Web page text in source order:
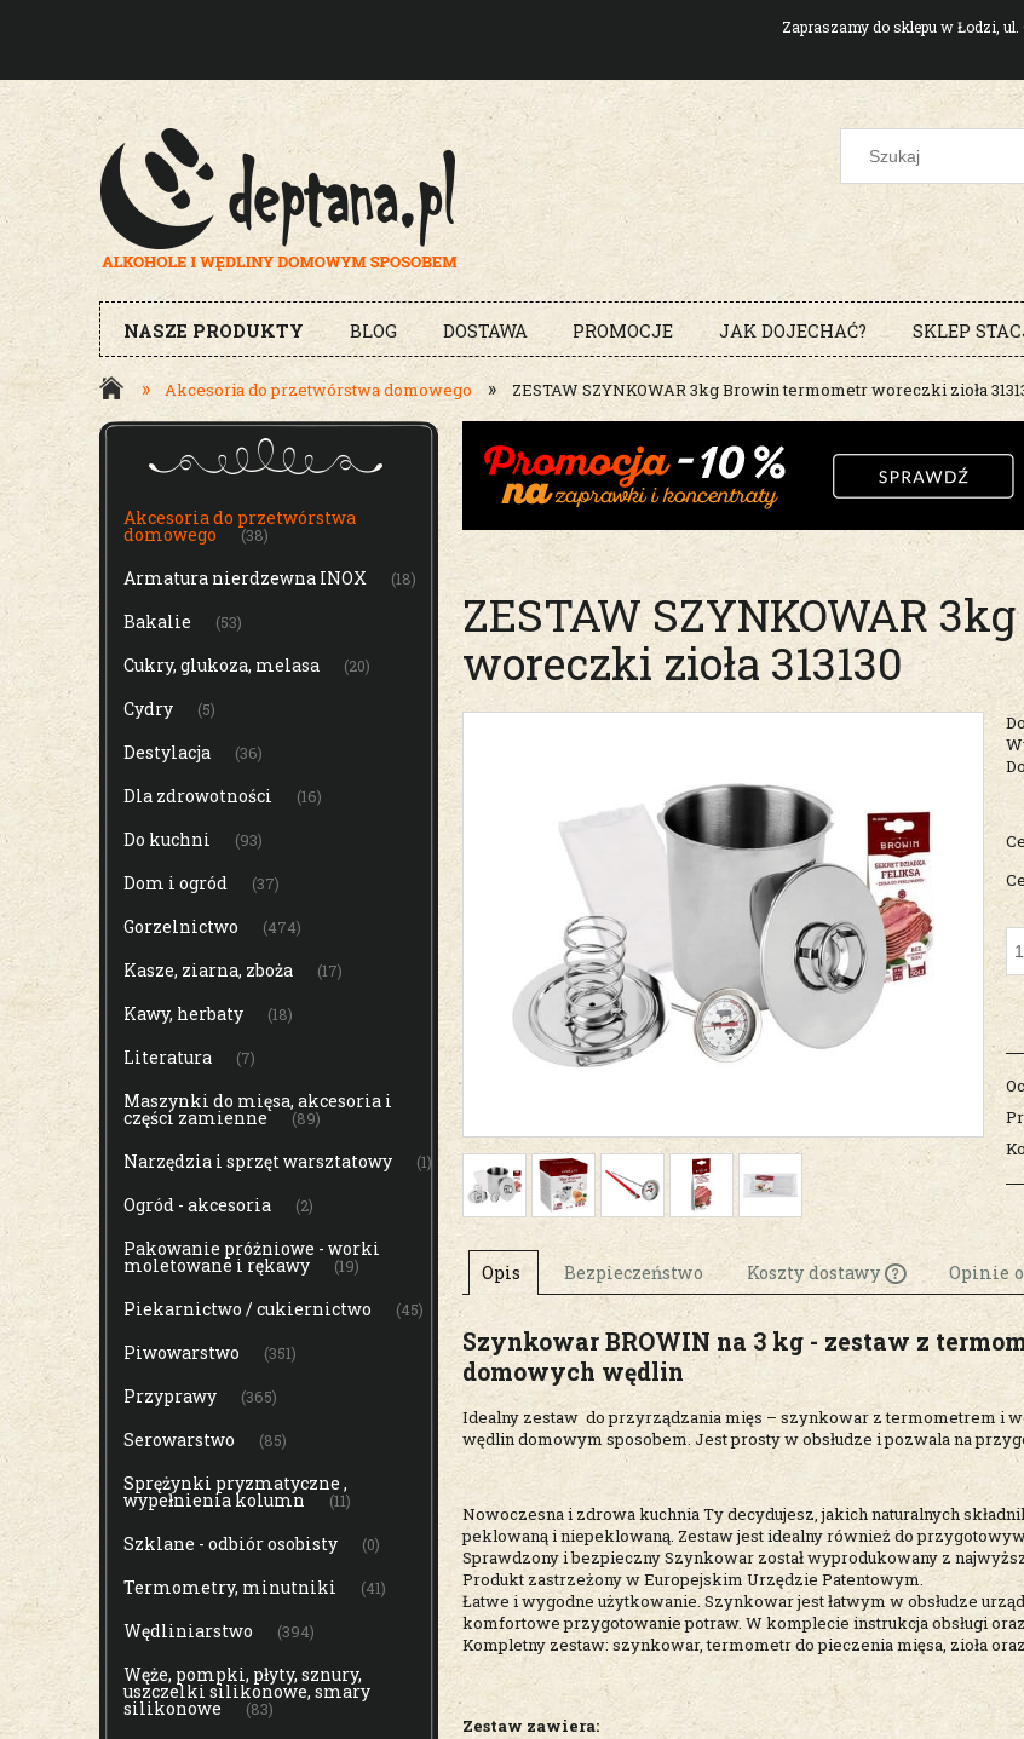
Zapraszamy do sklepu w Łodzi,
NASZE PRODUKTY BLOG DOSTAWA PROMOCJE JAK DOJECHAĆ? SKLEP
» Akcesoria do przetwórstwa domowego » ZESTAW SZYNKOWAR 3kg Browin termometr woreczki zioła
MENU
Akcesoria do przetwórstwa
domowego (38)
Armatura nierdzewna INOX (18)
Bakalie (53)
Cukry, glukoza, melasa (20)
Cydry (5)
Destylacja (36)
Dla zdrowotności (16)
Do kuchni (93)
Dom i ogród (37)
Gorzelnictwo (474)
Kasze, ziarna, zboża (17)
Kawy, herbaty (18)
Literatura (7)
Maszynki do mięsa, akcesoria i
części zamienne (89)
Narzędzia i sprzęt warsztatowy (1)
Ogród - akcesoria (2)
Pakowanie próżniowe - worki
moletowane i rękawy (19)
Piekarnictwo / cukiernictwo (45)
Piwowarstwo (351)
Przyprawy (365)
Serowarstwo (85)
Sprężynki pryzmatyczne ,
wypełnienia kolumn (11)
Szklane - odbiór osobisty (0)
Termometry, minutniki (41)
Wędliniarstwo (394)
Węże, pompki, płyty, sznury,
uszczelki silikonowe, smary
silikonowe (83)
ZESTAW SZYNKOWAR
woreczki zioła 313130
Cena nie
kosztów
Opis Bezpieczeństwo Koszty dostawy
Cena nie
płatności
Opinie
Szynkowar BROWIN na 3 kg - zestaw z
domowych wędlin
Idealny zestaw do przyrządzania mięs – szynkowar z termometrem i
wędlin domowym sposobem. Jest prosty w obsłudze i pozwala na
Nowoczesna i zdrowa kuchnia Ty decydujesz, jakich naturalnych
peklowaną i niepeklowaną. Zestaw jest idealny również do
Sprawdzony i bezpieczny Szynkowar został wyprodukowany z
Produkt zastrzeżony w Europejskim Urzędzie Patentowym.
Łatwe i wygodne użytkowanie. Szynkowar jest łatwym w obsłudze
komfortowe przygotowanie potraw. W komplecie instrukcja obsługi
Kompletny zestaw: szynkowar, termometr do pieczenia mięsa, zioła
Zestaw zawiera: